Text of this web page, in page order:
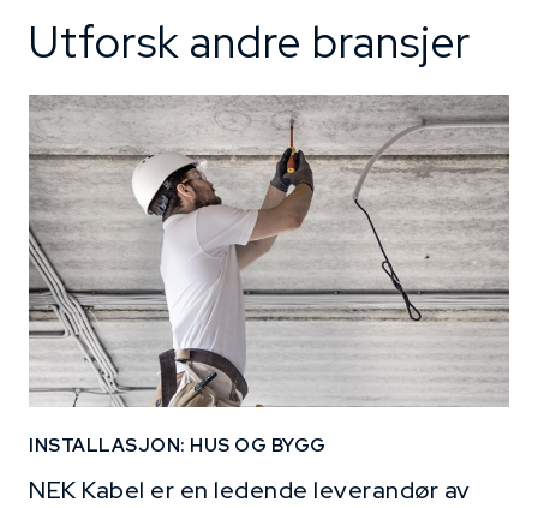
Utforsk andre bransjer
INSTALLASJON: HUS OG BYGG
NEK Kabel er en ledende leverandør av